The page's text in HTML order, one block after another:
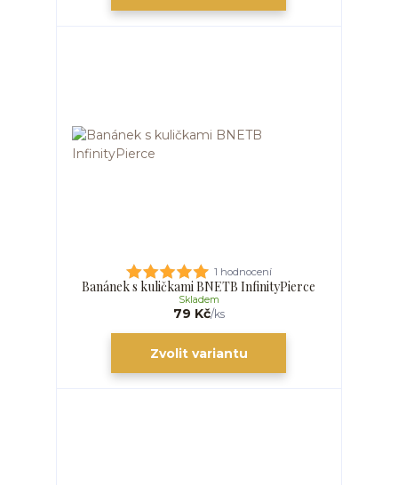
1 hodnocení
Banánek s kuličkami BNETB InfinityPierce
79 Kč/ks
Skladem
Zvolit variantu